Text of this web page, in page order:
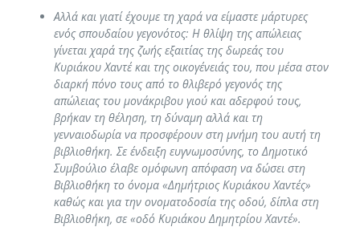
Αλλά και γιατί έχουμε τη χαρά να είμαστε μάρτυρες
ενός σπουδαίου γεγονότος: Η θλίψη της απώλειας
γίνεται χαρά της ζωής εξαιτίας της δωρεάς του
Κυριάκου Χαντέ και της οικογένειάς του, που μέσα στον
διαρκή πόνο τους από το θλιβερό γεγονός της
απώλειας του μονάκριβου γιού και αδερφού τους,
βρήκαν τη θέληση, τη δύναμη αλλά και τη
γενναιοδωρία να προσφέρουν στη μνήμη του αυτή τη
βιβλιοθήκη. Σε ένδειξη ευγνωμοσύνης, το Δημοτικό
Συμβούλιο έλαβε ομόφωνη απόφαση να δώσει στη
Βιβλιοθήκη το όνομα «Δημήτριος Κυριάκου Χαντές»
καθώς και για την ονοματοδοσία της οδού, δίπλα στη
Βιβλιοθήκη, σε «οδό Κυριάκου Δημητρίου Χαντέ».